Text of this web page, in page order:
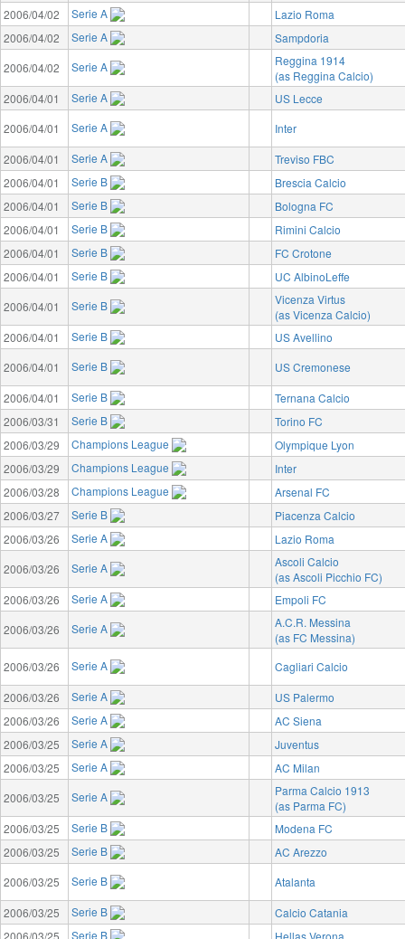
2006/04/02
Serie A
Lazio Roma
2006/04/02
Serie A
Sampdoria
2006/04/02
Serie A
Reggina 1914
(as Reggina Calcio)
2006/04/01
Serie A
US Lecce
2006/04/01
Serie A
Inter
2006/04/01
Serie A
Treviso FBC
2006/04/01
Serie B
Brescia Calcio
2006/04/01
Serie B
Bologna FC
2006/04/01
Serie B
Rimini Calcio
2006/04/01
Serie B
FC Crotone
2006/04/01
Serie B
UC AlbinoLeffe
2006/04/01
Serie B
Vicenza Virtus
(as Vicenza Calcio)
2006/04/01
Serie B
US Avellino
2006/04/01
Serie B
US Cremonese
2006/04/01
Serie B
Ternana Calcio
2006/03/31
Serie B
Torino FC
2006/03/29
Champions League
Olympique Lyon
2006/03/29
Champions League
Inter
2006/03/28
Champions League
Arsenal FC
2006/03/27
Serie B
Piacenza Calcio
2006/03/26
Serie A
Lazio Roma
2006/03/26
Serie A
Ascoli Calcio
(as Ascoli Picchio FC)
2006/03/26
Serie A
Empoli FC
2006/03/26
Serie A
A.C.R. Messina
(as FC Messina)
2006/03/26
Serie A
Cagliari Calcio
2006/03/26
Serie A
US Palermo
2006/03/26
Serie A
AC Siena
2006/03/25
Serie A
Juventus
2006/03/25
Serie A
AC Milan
2006/03/25
Serie A
Parma Calcio 1913
(as Parma FC)
2006/03/25
Serie B
Modena FC
2006/03/25
Serie B
AC Arezzo
2006/03/25
Serie B
Atalanta
2006/03/25
Serie B
Calcio Catania
2006/03/25
Serie B Hellas Verona